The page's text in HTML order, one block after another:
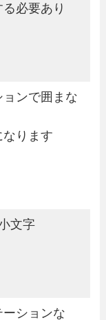
必要あり
ンで囲まな
なります
文字
ションな